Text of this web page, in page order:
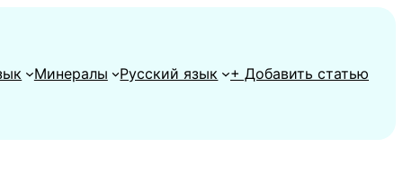
Минералы Русский язык + Добавить статью